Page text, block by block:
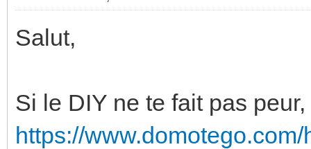
Salut,
Si le DIY ne te fait pas
https://